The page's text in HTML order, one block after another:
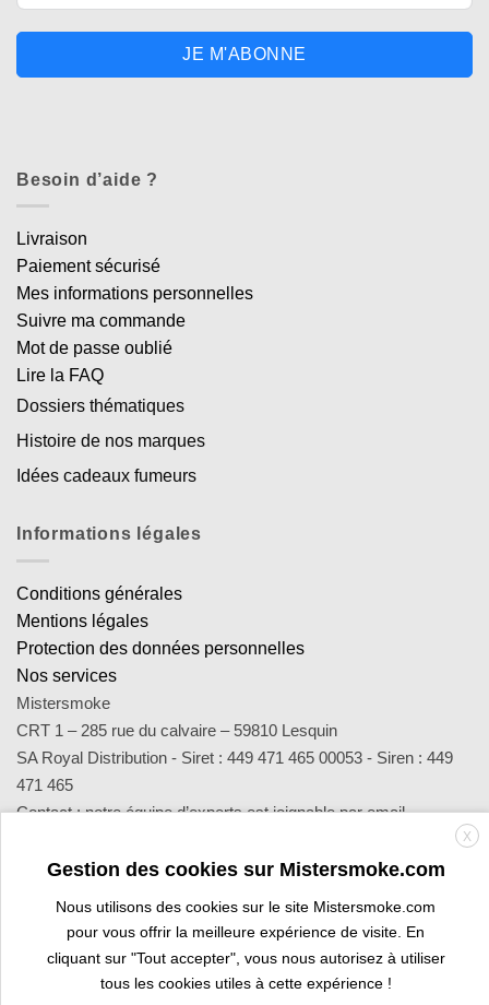
JE M'ABONNE
Besoin d’aide ?
Livraison
Paiement sécurisé
Mes informations personnelles
Suivre ma commande
Mot de passe oublié
Lire la FAQ
Dossiers thématiques
Histoire de nos marques
Idées cadeaux fumeurs
Informations légales
Conditions générales
Mentions légales
Protection des données personnelles
Nos services
Mistersmoke
CRT 1 – 285 rue du calvaire – 59810 Lesquin
SA Royal Distribution - Siret : 449 471 465 00053 - Siren : 449
471 465
Contact : notre équipe d’experts est joignable par email
sav@mistersmoke.com ou par téléphone au 03 20 90 56 55 du
lundi au vendredi de 9h à 17h.
Credit
Card
MasterCardApple
Pay
Bank
Transfer
Visa
Visa
Electron
VOUS ÊTES BURALISTE ?
X
Gestion des cookies sur Mistersmoke.com
Nous utilisons des cookies sur le site Mistersmoke.com
pour vous offrir la meilleure expérience de visite. En
cliquant sur "Tout accepter", vous nous autorisez à utiliser
tous les cookies utiles à cette expérience !